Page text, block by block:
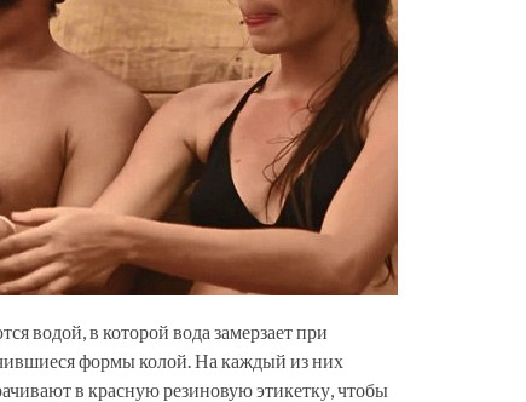
водой, в которой вода замерзает при
формы колой. На каждый из них
в красную резиновую этикетку, чтобы